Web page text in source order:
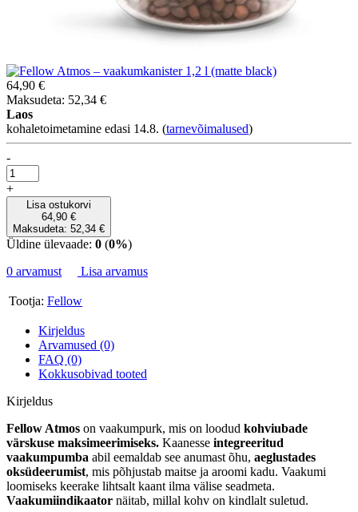
64,90 €
Maksudeta: 52,34 €
Laos
kohaletoimetamine edasi 14.8. (tarnevõimalused)
-
+
Lisa ostukorvi
64,90 €
Maksudeta: 52,34 €
Üldine ülevaade: 0 (0%)
0 arvamust
Lisa arvamus
Tootja: Fellow
Kirjeldus
Arvamused (0)
FAQ (0)
Kokkusobivad tooted
Kirjeldus
Fellow Atmos on vaakumpurk, mis on loodud kohviubade
värskuse maksimeerimiseks. Kaanesse integreeritud
vaakumpumba abil eemaldab see anumast õhu, aeglustades
oksüdeerumist, mis põhjustab maitse ja aroomi kadu. Vaakumi
loomiseks keerake lihtsalt kaant ilma välise seadmeta.
Vaakumiindikaator näitab, millal kohv on kindlalt suletud.